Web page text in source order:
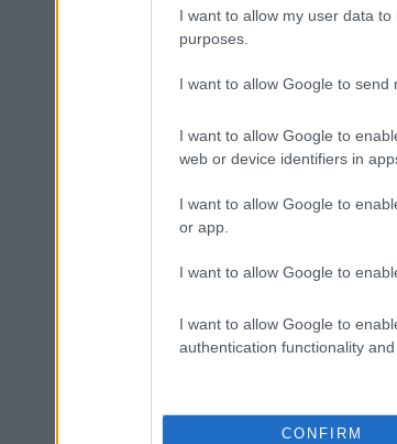
I want to allow my user data
purposes.
I want to allow Google to send
I want to allow Google to
web or device identifiers in
I want to allow Google to
or app.
I want to allow Google to
I want to allow Google to
authentication functionality
CONFIRM